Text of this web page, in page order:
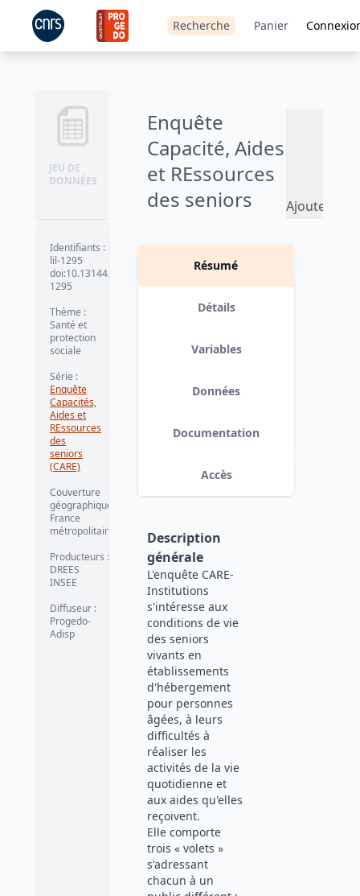
Recherche Panier
JEU DE
DONNÉES
Enquête
Capacité, Aides
et REssources
des seniors
institutions) -
établissements
Ajouter
panier
Version 1 (20/12/2018)
Identifiants :
lil-1295
doi:10.13144/lil-
1295
Thème :
Santé et
protection
sociale
Série :
Enquête
Capacités,
Aides et
REssources
des
seniors
(CARE)
Couverture
géographique
France
métropolitaine
Producteurs :
DREES
INSEE
Diffuseur :
Progedo-
Adisp
Résumé
Détails
Variables
Données
Documentation
Accès
Description
générale
L'enquête CARE-
Institutions
s'intéresse aux
conditions de vie
des seniors
vivants en
établissements
d'hébergement
pour personnes
âgées, à leurs
difficultés à
réaliser les
activités de la vie
quotidienne et
aux aides qu'elles
reçoivent.
Elle comporte
trois « volets »
s'adressant
chacun à un